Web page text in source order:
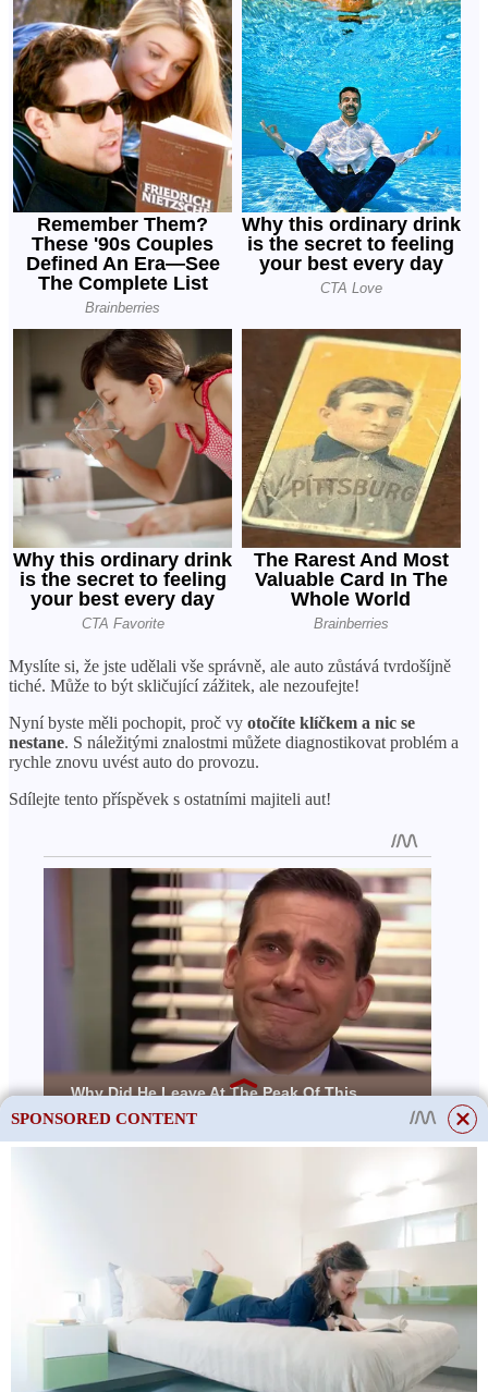
Myslíte si, že jste udělali vše správně, ale auto zůstává tvrdošíjně
tiché. Může to být skličující zážitek, ale nezoufejte!
Nyní byste měli pochopit, proč vy otočíte klíčkem a nic se
nestane. S náležitými znalostmi můžete diagnostikovat problém a
rychle znovu uvést auto do provozu.
Sdílejte tento příspěvek s ostatními majiteli aut!
SPONSORED CONTENT